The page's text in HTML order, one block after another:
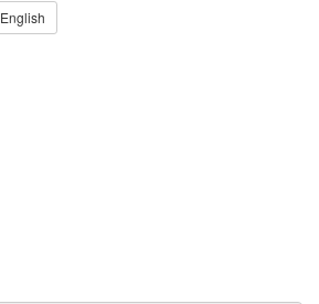
English